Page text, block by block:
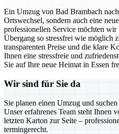
Ein Umzug von Bad Brambach
Ortswechsel, sondern auch eine
professionellen Service möchten wir
Übergang so stressfrei wie möglich
transparenten Preise und die klare
Ihnen eine stressfreie und
Sie auf Ihre neue Heimat in Essen
Wir sind für Sie da
Sie planen einen Umzug und
Unser erfahrenes Team steht Ihnen
letzten Karton zur Seite –
termingerecht.